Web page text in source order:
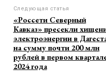
Следующая статья
«Россети Северный
Кавказ» пресекли
электроэнергии в
на сумму почти 200 млн
рублей в первом
2024 года